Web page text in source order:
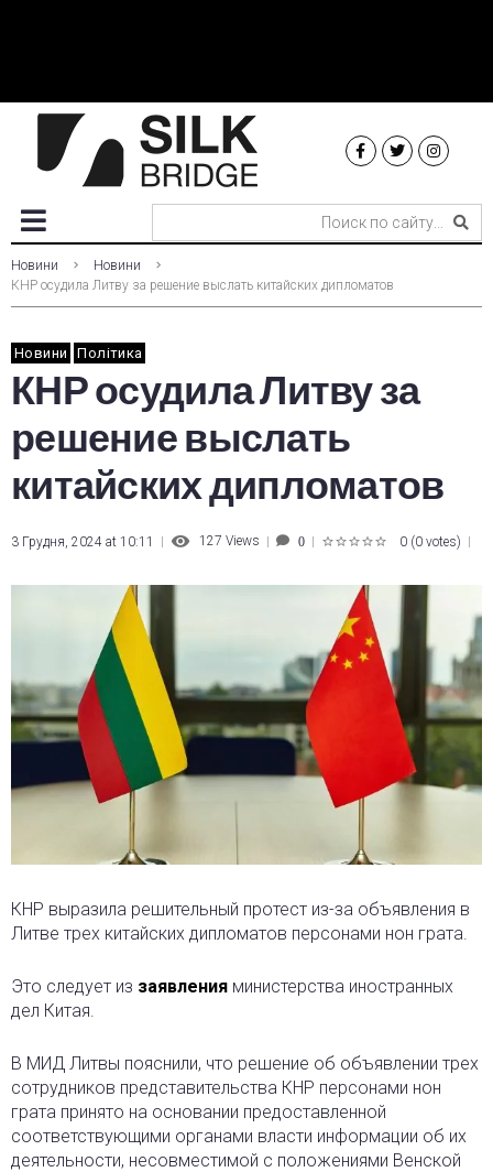
Новини
Новини
КНР осудила Литву за решение выслать китайских дипломатов
Новини Політика
КНР осудила Литву за
решение выслать
китайских дипломатов
3 Грудня, 2024 at 10:11 127 Views 0 0 (0 votes)
КНР выразила решительный протест из-за объявления в
Литве трех китайских дипломатов персонами нон грата.
Это следует из заявления министерства иностранных
дел Китая.
В МИД Литвы пояснили, что решение об объявлении трех
сотрудников представительства КНР персонами нон
грата принято на основании предоставленной
соответствующими органами власти информации об их
деятельности, несовместимой с положениями Венской